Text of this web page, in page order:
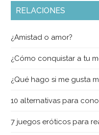
RELACIONES
¿Amistad o amor?
¿Cómo conquistar a tu
¿Qué hago si me gusta
10 alternativas para
7 juegos eróticos para